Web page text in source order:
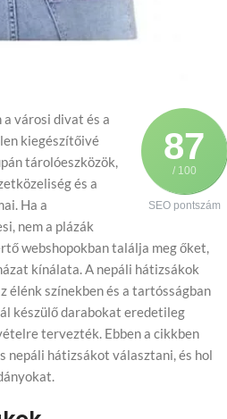
87
/ 100
SEO pontszám
városi divat és a
kiegészítőivé
tárolóeszközök,
és a
Ha a
nem a plázák
webshopokban találja meg őket,
kínálata. A nepáli hátizsákok
élénk színekben és a tartósságban
készülő darabokat eredetileg
tervezték. Ebben a cikkben
nepáli hátizsákot választani, és hol